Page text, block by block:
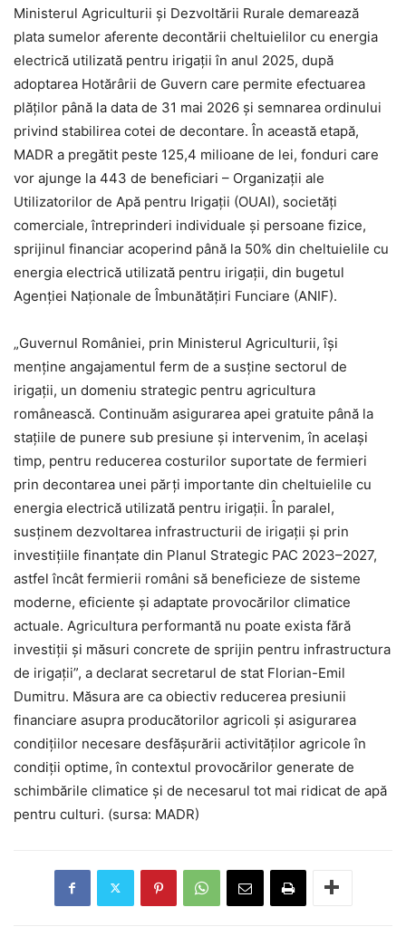
Ministerul Agriculturii și Dezvoltării Rurale demarează
plata sumelor aferente decontării cheltuielilor cu energia
electrică utilizată pentru irigații în anul 2025, după
adoptarea Hotărârii de Guvern care permite efectuarea
plăților până la data de 31 mai 2026 și semnarea ordinului
privind stabilirea cotei de decontare. În această etapă,
MADR a pregătit peste 125,4 milioane de lei, fonduri care
vor ajunge la 443 de beneficiari – Organizații ale
Utilizatorilor de Apă pentru Irigații (OUAI), societăți
comerciale, întreprinderi individuale și persoane fizice,
sprijinul financiar acoperind până la 50% din cheltuielile cu
energia electrică utilizată pentru irigații, din bugetul
Agenției Naționale de Îmbunătățiri Funciare (ANIF).
„Guvernul României, prin Ministerul Agriculturii, își
menține angajamentul ferm de a susține sectorul de
irigații, un domeniu strategic pentru agricultura
românească. Continuăm asigurarea apei gratuite până la
stațiile de punere sub presiune și intervenim, în același
timp, pentru reducerea costurilor suportate de fermieri
prin decontarea unei părți importante din cheltuielile cu
energia electrică utilizată pentru irigații. În paralel,
susținem dezvoltarea infrastructurii de irigații și prin
investițiile finanțate din Planul Strategic PAC 2023–2027,
astfel încât fermierii români să beneficieze de sisteme
moderne, eficiente și adaptate provocărilor climatice
actuale. Agricultura performantă nu poate exista fără
investiții și măsuri concrete de sprijin pentru infrastructura
de irigații”, a declarat secretarul de stat Florian-Emil
Dumitru. Măsura are ca obiectiv reducerea presiunii
financiare asupra producătorilor agricoli și asigurarea
condițiilor necesare desfășurării activităților agricole în
condiții optime, în contextul provocărilor generate de
schimbările climatice și de necesarul tot mai ridicat de apă
pentru culturi. (sursa: MADR)